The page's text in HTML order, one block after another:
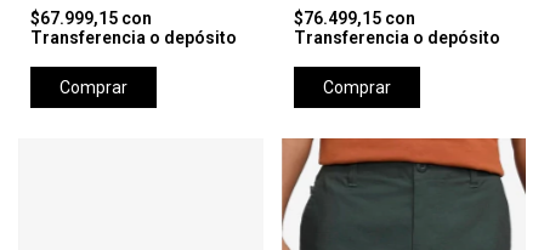
$67.999,15 con
Transferencia o depósito
Comprar
$76.499,15 con
Transferencia o depósito
Comprar